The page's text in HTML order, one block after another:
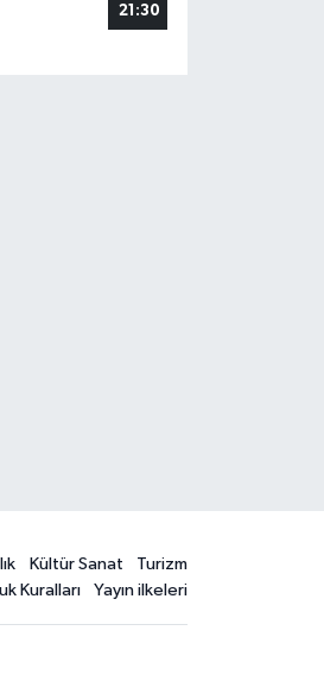
21:30
Kültür Sanat
Turizm
Kuralları Yayın ilkeleri